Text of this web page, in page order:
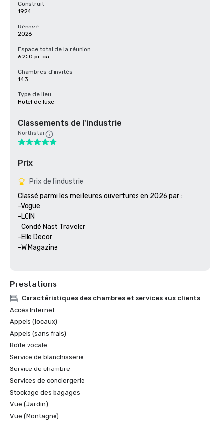
Construit
1924
Rénové
2026
Espace total de la réunion
6 220 pi. ca.
Chambres d'invités
143
Type de lieu
Hôtel de luxe
Classements de l'industrie
Northstar
Prix
Prix de l'industrie
Classé parmi les meilleures ouvertures en 2026 par :
-Vogue
-LOIN
-Condé Nast Traveler
-Elle Decor
-W Magazine
Prestations
Caractéristiques des chambres et services aux clients
Accès Internet
Appels (locaux)
Appels (sans frais)
Boîte vocale
Service de blanchisserie
Service de chambre
Services de conciergerie
Stockage des bagages
Vue (Jardin)
Vue (Montagne)